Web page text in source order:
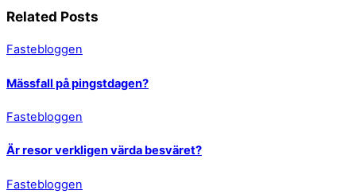
Related Posts
Fastebloggen
Mässfall på pingstdagen?
Fastebloggen
Är resor verkligen värda besväret?
Fastebloggen